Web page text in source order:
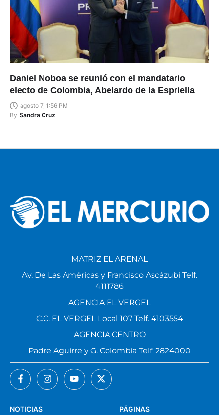
Daniel Noboa se reunió con el mandatario
electo de Colombia, Abelardo de la Espriella
agosto 7, 1:56 PM
By Sandra Cruz
PÁGINAS
NOTICIAS
MATRIZ EL ARENAL
Av. De Las Américas y Francisco Ascázubi Telf.
4111786
AGENCIA EL VERGEL
C.C. EL VERGEL Local 107 Telf. 4103554
AGENCIA CENTRO
Padre Aguirre y G. Colombia Telf. 2824000